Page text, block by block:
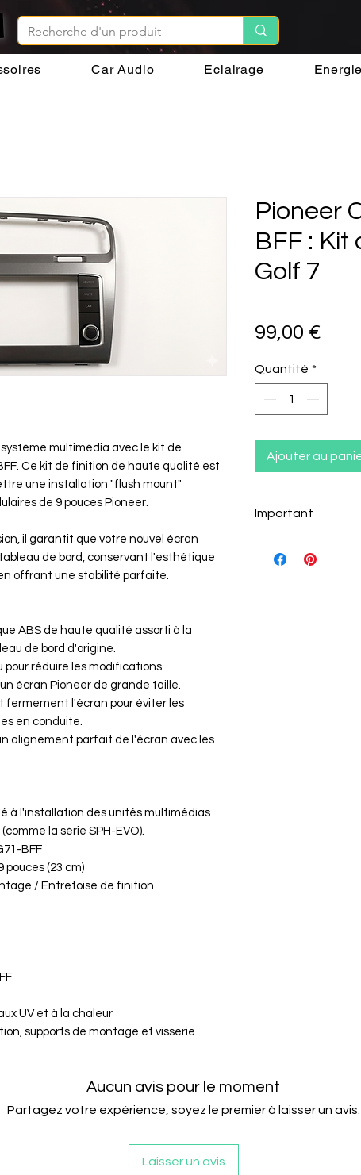
Car Audio Eclairage Energie
multimédia avec le kit de
Ce kit de finition de haute qualité est
une installation "flush mount"
de 9 pouces Pioneer.
il garantit que votre nouvel écran
de bord, conservant l'esthétique
offrant une stabilité parfaite.
ABS de haute qualité assorti à la
de bord d'origine.
pour réduire les modifications
écran Pioneer de grande taille.
fermement l'écran pour éviter les
en conduite.
alignement parfait de l'écran avec les
à l'installation des unités multimédias
la série SPH-EVO).
BFF
(23 cm)
/ Entretoise de finition
UV et à la chaleur
supports de montage et visserie
Pioneer
BFF : Kit
Golf 7
99,00 €
Quantité *
Ajouter au
Important
Ce kit de
Aucun avis pour le moment
Partagez votre expérience, soyez le premier à laisser un avis.
Laisser un avis